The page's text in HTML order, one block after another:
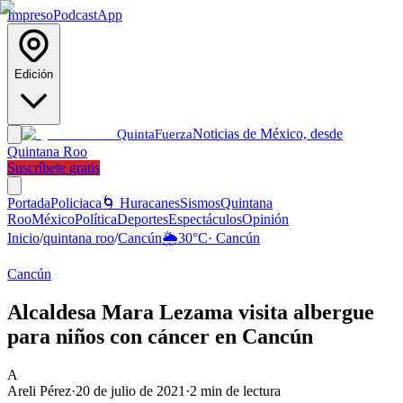
ImpresoPodcastApp
Edición
QuintaFuerzaNoticias de México, desde
Quintana Roo
Suscríbete gratis
PortadaPoliciaca 🌀 HuracanesSismosQuintana
RooMéxicoPolíticaDeportesEspectáculosOpinión
Inicio/quintana roo/Cancún🌦️30°C· Cancún
Cancún
Alcaldesa Mara Lezama visita albergue
para niños con cáncer en Cancún
A
Areli Pérez·20 de julio de 2021 ·2 min de lectura